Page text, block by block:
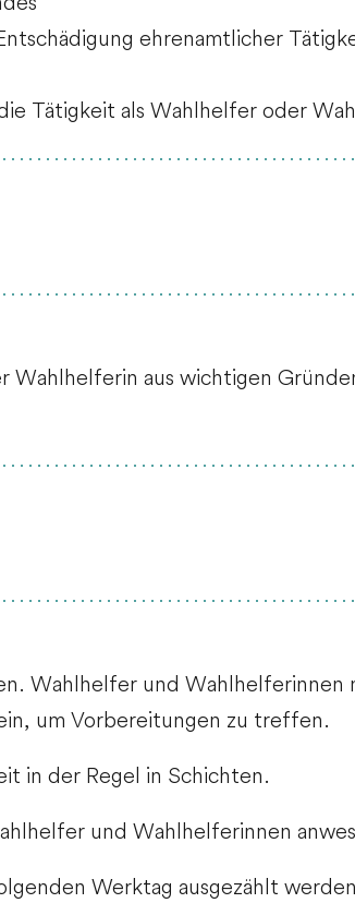
ehrenamtlicher
Tätigkeit als Wahlhelfer oder
aus wichtigen
Wahlhelfer und Wahlhelferinnen
um Vorbereitungen zu treffen.
in der Regel in Schichten.
und Wahlhelferinnen
Werktag ausgezählt